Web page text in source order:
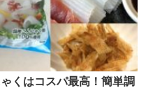
くはコスパ最高！簡単調